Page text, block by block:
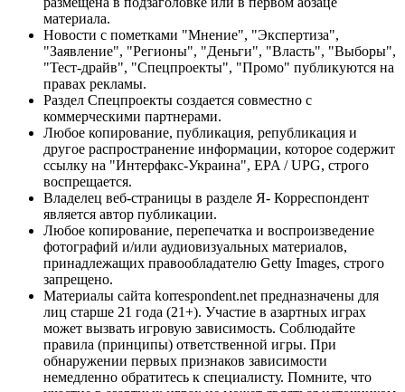
материала.
Новости с пометками "Мнение", "Экспертиза",
"Заявление", "Регионы", "Деньги", "Власть", "Выборы",
"Тест-драйв", "Спецпроекты", "Промо" публикуются на
правах рекламы.
Раздел Спецпроекты создается совместно с
коммерческими партнерами.
Любое копирование, публикация, републикация и
другое распространение информации, которое содержит
ссылку на "Интерфакс-Украина", EPA / UPG, строго
воспрещается.
Владелец веб-страницы в разделе Я- Корреспондент
является автор публикации.
Любое копирование, перепечатка и воспроизведение
фотографий и/или аудиовизуальных материалов,
принадлежащих правообладателю Getty Images, строго
запрещено.
Материалы сайта korrespondent.net предназначены для
лиц старше 21 года (21+). Участие в азартных играх
может вызвать игровую зависимость. Соблюдайте
правила (принципы) ответственной игры. При
обнаружении первых признаков зависимости
немедленно обратитесь к специалисту. Помните, что